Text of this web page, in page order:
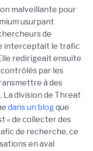
malveillante pour
usurpant
de
interceptait le trafic
redirigeait ensuite
par les
à des
division de Threat
dans un blogque
« de collecter des
de recherche, ce
en aval